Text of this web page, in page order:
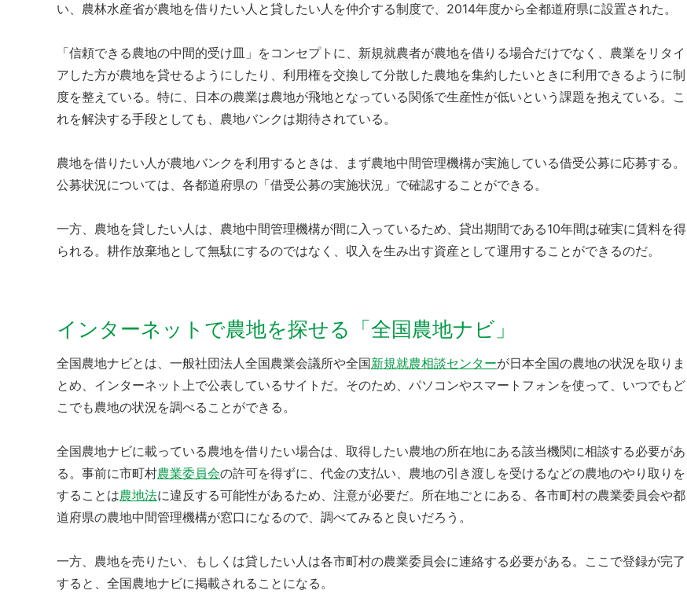
い、農林水産省が農地を借りたい人と貸したい人を仲介する制度で、2014年度から全都道府県に設置された。
「信頼できる農地の中間的受け皿」をコンセプトに、 新規就農者が農地を借りる場合だけでなく、農業をリタイ
アした方が農地を貸せるようにしたり、利用権を交換して分散した農地を集約したいときに利用できるように制
度を整えている。特に、日本の農業は農地が飛地となっている関係で生産性が低いという課題を抱えている。こ
れを解決する手段としても、農地バンクは期待されている。
農地を借りたい人が農地バンクを利用するときは、まず農地中間管理機構が実施している借受公募に応募する。
公募状況については、各都道府県の「借受公募の実施状況」で確認することができる。
一方、農地を貸したい人は、農地中間管理機構が間に入っているため、貸出期間である10年間は確実に賃料を得
られる。耕作放棄地として無駄にするのではなく、収入を生み出す資産として運用することができるのだ。
インターネットで農地を探せる「全国農地ナビ」
全国農地ナビとは、一般社団法人全国農業会議所や全国新規就農相談センターが日本全国の農地の状況を取りま
とめ、インターネット上で公表しているサイトだ。そのため、パソコンやスマートフォンを使って、いつでもど
こでも農地の状況を調べることができる。
全国農地ナビに載っている農地を借りたい場合は、取得したい農地の所在地にある該当機関に相談する必要があ
る。事前に市町村農業委員会の許可を得ずに、代金の支払い、農地の引き渡しを受けるなどの農地のやり取りを
することは農地法に違反する可能性があるため、注意が必要だ。所在地ごとにある、各市町村の農業委員会や都
道府県の農地中間管理機構が窓口になるので、調べてみると良いだろう。
一方、農地を売りたい、もしくは貸したい人は各市町村の農業委員会に連絡する必要がある。ここで登録が完了
すると、全国農地ナビに掲載されることになる。